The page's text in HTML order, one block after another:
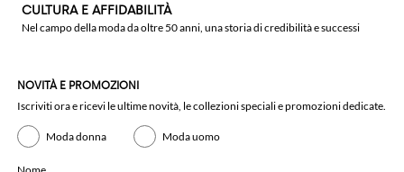
CULTURA E AFFIDABILITÀ
Nel campo della moda da oltre 50 anni, una storia di credibilità e successi
NOVITÀ E PROMOZIONI
Iscriviti ora e ricevi le ultime novità, le collezioni speciali e promozioni dedicate.
Moda donna Moda uomo